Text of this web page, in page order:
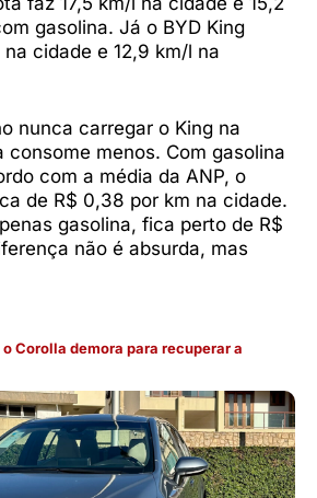
gasolina. Já o BYD King
cidade e 12,9 km/l na
nunca carregar o King na
consome menos. Com gasolina
com a média da ANP, o
de R$ 0,38 por km na cidade.
gasolina, fica perto de R$
não é absurda, mas
Corolla demora para recuperar a